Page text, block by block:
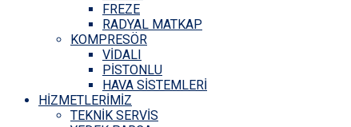
FREZE
RADYAL MATKAP
KOMPRESÖR
VİDALI
PİSTONLU
HAVA SİSTEMLERİ
HİZMETLERİMİZ
TEKNİK SERVİS